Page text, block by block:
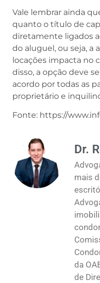
Vale lembrar ainda
quanto o título de
diretamente ligados
do aluguel, ou seja, a
locações impacta no
disso, a opção deve
acordo por todas as
proprietário e
Fonte: https://
Dr.
mais
da
de